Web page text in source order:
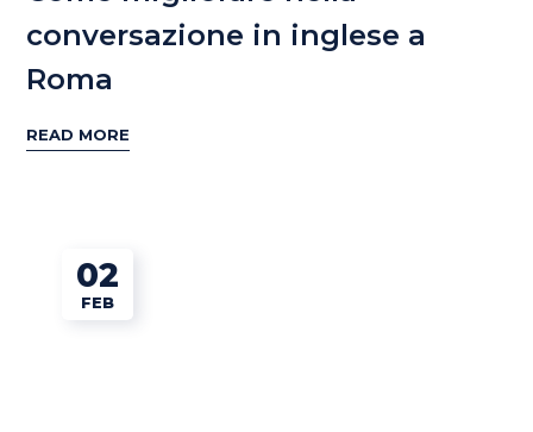
conversazione in inglese a
Roma
READ MORE
02
FEB